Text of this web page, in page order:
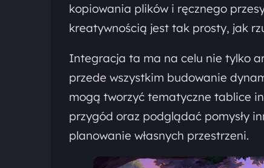
kopiowania plików i ręcznego
kreatywnością jest tak prosty, jak
Integracja ta ma na celu nie tylko
przede wszystkim budowanie
mogą tworzyć tematyczne tablice
przygód oraz podglądać pomysły
planowanie własnych przestrzeni.